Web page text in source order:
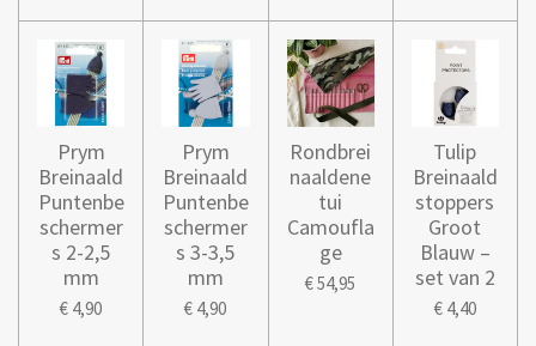
Prym
Breinaald
Puntenbe
schermer
s 2-2,5
mm
€ 4,90
Prym
Breinaald
Puntenbe
schermer
s 3-3,5
mm
€ 4,90
Rondbrei
naaldene
tui
Camoufla
ge
€ 54,95
Tulip
Breinaald
stoppers
Groot
Blauw –
set van 2
€ 4,40